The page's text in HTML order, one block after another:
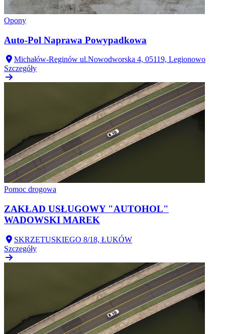
Opony
Auto-Pol Naprawa Powypadkowa
Michałów-Reginów ul.Nowodworska 4, 05119, Legionowo
Szczegóły
Pomoc drogowa
ZAKŁAD USŁUGOWY "AUTOHOL"
WADOWSKI MAREK
SKRZETUSKIEGO 8/18, ŁUKÓW
Szczegóły